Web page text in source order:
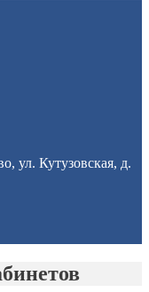
ул. Кутузовская, д.